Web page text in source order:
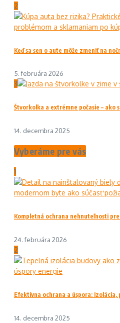
2
Keď sa sen o aute môže zmeniť na
5. februára 2026
3
Štvorkolka a extrémne počasie – ako
14. decembra 2025
Vyberáme pre vás
1
Kompletná ochrana nehnuteľnosti
24. februára 2026
2
Efektívna ochrana a úspora:
14. decembra 2025